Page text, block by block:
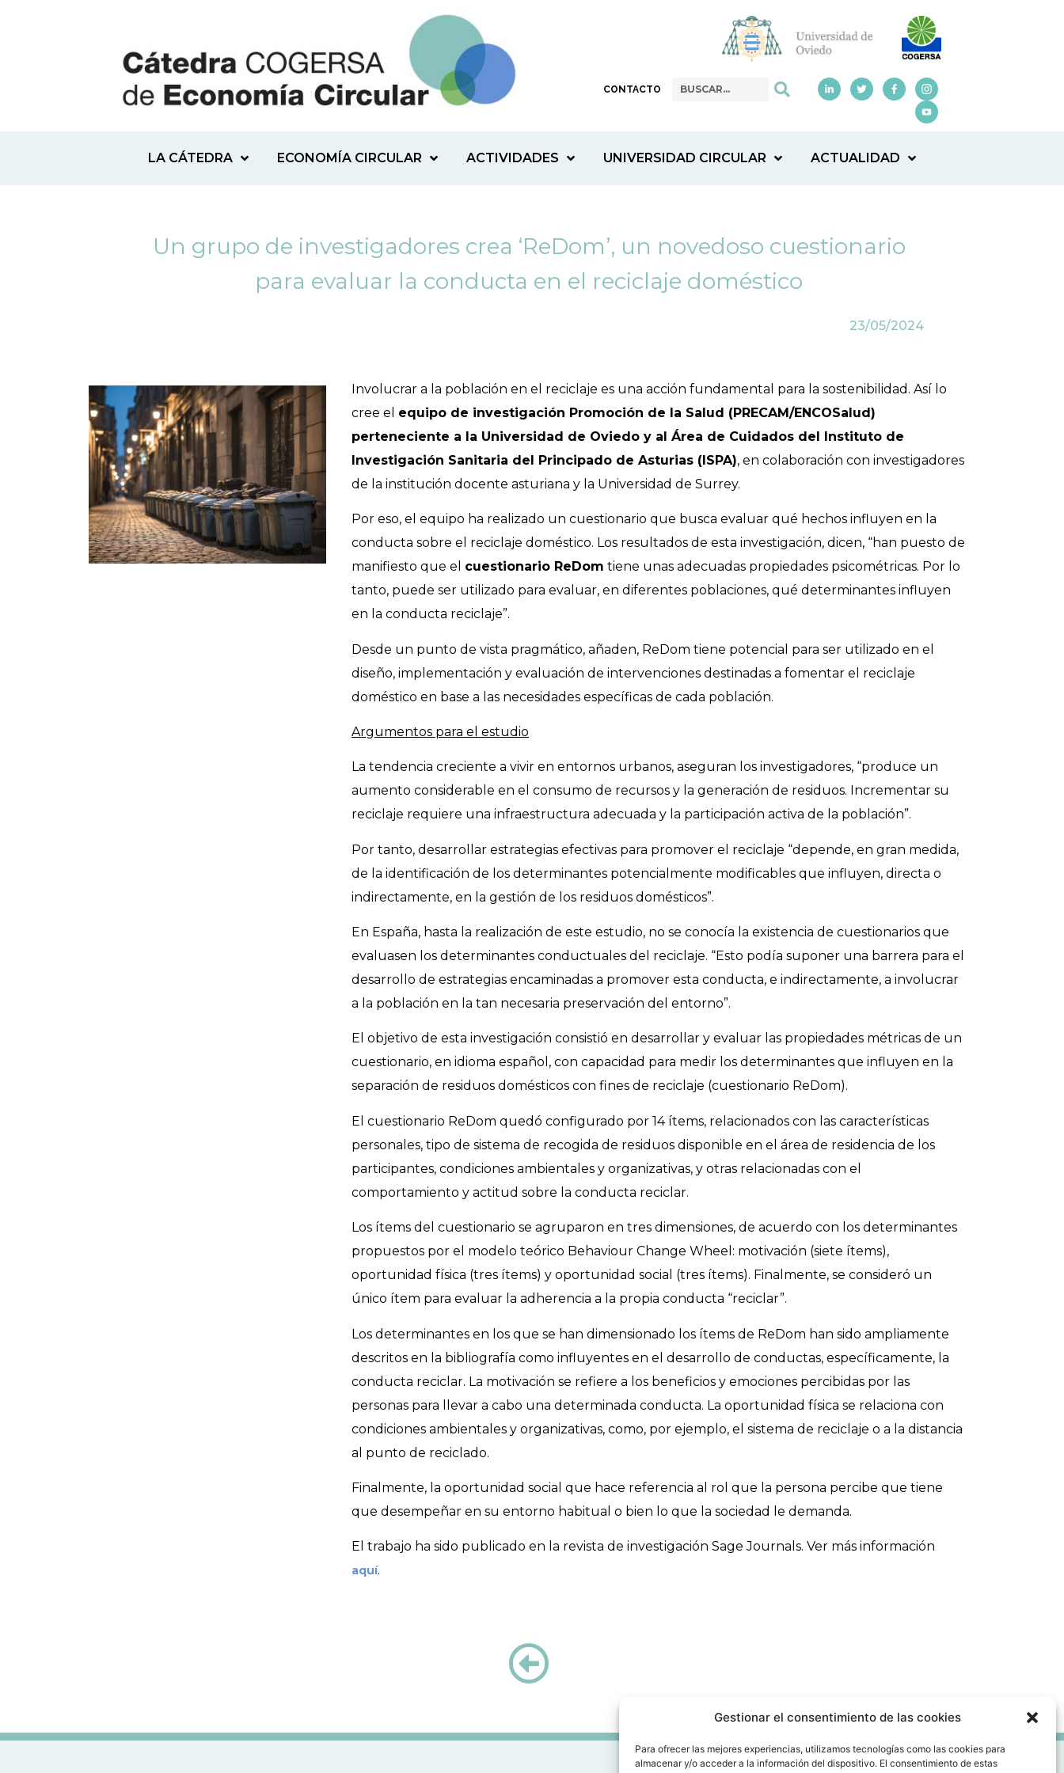
Gestionar el consentimiento de las cookies
Para ofrecer las mejores experiencias, utilizamos tecnologías como las cookies para
almacenar y/o acceder a la información del dispositivo. El consentimiento de estas
CONTACTO
LA CÁTEDRA ECONOMÍA CIRCULAR ACTIVIDADES UNIVERSIDAD CIRCULAR ACTUALIDAD
Un grupo de investigadores crea ‘ReDom’, un novedoso cuestionario
para evaluar la conducta en el reciclaje doméstico
23/05/2024
Involucrar a la población en el reciclaje es una acción fundamental para la sostenibilidad. Así lo
cree el equipo de investigación Promoción de la Salud (PRECAM/ENCOSalud)
perteneciente a la Universidad de Oviedo y al Área de Cuidados del Instituto de
Investigación Sanitaria del Principado de Asturias (ISPA), en colaboración con investigadores
de la institución docente asturiana y la Universidad de Surrey.
Por eso, el equipo ha realizado un cuestionario que busca evaluar qué hechos influyen en la
conducta sobre el reciclaje doméstico. Los resultados de esta investigación, dicen, “han puesto de
manifiesto que el cuestionario ReDom tiene unas adecuadas propiedades psicométricas. Por lo
tanto, puede ser utilizado para evaluar, en diferentes poblaciones, qué determinantes influyen
en la conducta reciclaje”.
Desde un punto de vista pragmático, añaden, ReDom tiene potencial para ser utilizado en el
diseño, implementación y evaluación de intervenciones destinadas a fomentar el reciclaje
doméstico en base a las necesidades específicas de cada población.
Argumentos para el estudio
La tendencia creciente a vivir en entornos urbanos, aseguran los investigadores, “produce un
aumento considerable en el consumo de recursos y la generación de residuos. Incrementar su
reciclaje requiere una infraestructura adecuada y la participación activa de la población”.
Por tanto, desarrollar estrategias efectivas para promover el reciclaje “depende, en gran medida,
de la identificación de los determinantes potencialmente modificables que influyen, directa o
indirectamente, en la gestión de los residuos domésticos”.
En España, hasta la realización de este estudio, no se conocía la existencia de cuestionarios que
evaluasen los determinantes conductuales del reciclaje. “Esto podía suponer una barrera para el
desarrollo de estrategias encaminadas a promover esta conducta, e indirectamente, a involucrar
a la población en la tan necesaria preservación del entorno”.
El objetivo de esta investigación consistió en desarrollar y evaluar las propiedades métricas de un
cuestionario, en idioma español, con capacidad para medir los determinantes que influyen en la
separación de residuos domésticos con fines de reciclaje (cuestionario ReDom).
El cuestionario ReDom quedó configurado por 14 ítems, relacionados con las características
personales, tipo de sistema de recogida de residuos disponible en el área de residencia de los
participantes, condiciones ambientales y organizativas, y otras relacionadas con el
comportamiento y actitud sobre la conducta reciclar.
Los ítems del cuestionario se agruparon en tres dimensiones, de acuerdo con los determinantes
propuestos por el modelo teórico Behaviour Change Wheel: motivación (siete ítems),
oportunidad física (tres ítems) y oportunidad social (tres ítems). Finalmente, se consideró un
único ítem para evaluar la adherencia a la propia conducta “reciclar”.
Los determinantes en los que se han dimensionado los ítems de ReDom han sido ampliamente
descritos en la bibliografía como influyentes en el desarrollo de conductas, específicamente, la
conducta reciclar. La motivación se refiere a los beneficios y emociones percibidas por las
personas para llevar a cabo una determinada conducta. La oportunidad física se relaciona con
condiciones ambientales y organizativas, como, por ejemplo, el sistema de reciclaje o a la distancia
al punto de reciclado.
Finalmente, la oportunidad social que hace referencia al rol que la persona percibe que tiene
que desempeñar en su entorno habitual o bien lo que la sociedad le demanda.
El trabajo ha sido publicado en la revista de investigación Sage Journals. Ver más información
aquí.